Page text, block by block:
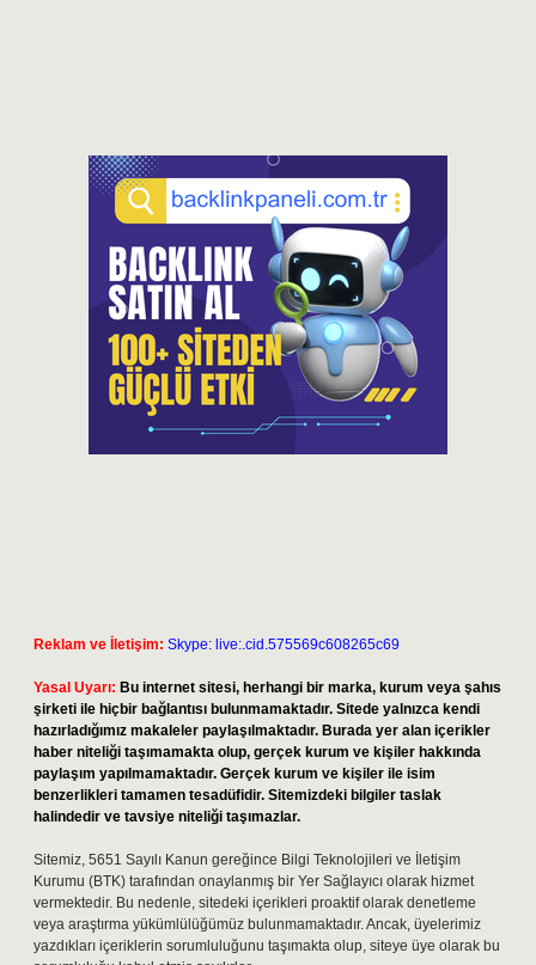
Reklam ve İletişim: Skype: live:.cid.575569c608265c69
Yasal Uyarı: Bu internet sitesi, herhangi bir marka, kurum veya şahıs
şirketi ile hiçbir bağlantısı bulunmamaktadır. Sitede yalnızca kendi
hazırladığımız makaleler paylaşılmaktadır. Burada yer alan içerikler
haber niteliği taşımamakta olup, gerçek kurum ve kişiler hakkında
paylaşım yapılmamaktadır. Gerçek kurum ve kişiler ile isim
benzerlikleri tamamen tesadüfidir. Sitemizdeki bilgiler taslak
halindedir ve tavsiye niteliği taşımazlar.
Sitemiz, 5651 Sayılı Kanun gereğince Bilgi Teknolojileri ve İletişim
Kurumu (BTK) tarafından onaylanmış bir Yer Sağlayıcı olarak hizmet
vermektedir. Bu nedenle, sitedeki içerikleri proaktif olarak denetleme
veya araştırma yükümlülüğümüz bulunmamaktadır. Ancak, üyelerimiz
yazdıkları içeriklerin sorumluluğunu taşımakta olup, siteye üye olarak bu